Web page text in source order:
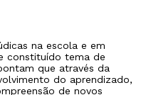
na escola e em
constituído tema de
que através da
do aprendizado,
de novos